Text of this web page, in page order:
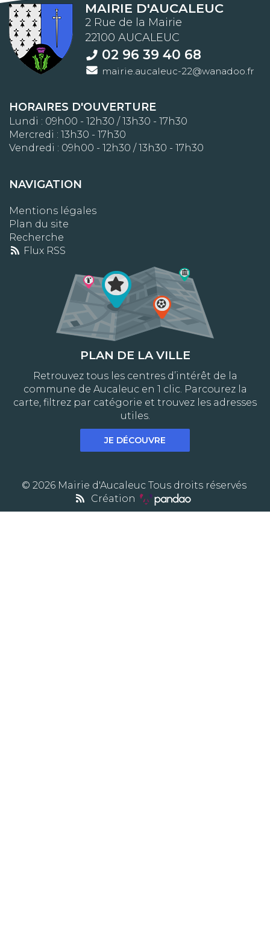
MAIRIE D'AUCALEUC
2 Rue de la Mairie
22100 AUCALEUC
02 96 39 40 68
mairie.aucaleuc-22@wanadoo.fr
HORAIRES D'OUVERTURE
Lundi : 09h00 - 12h30 / 13h30 - 17h30
Mercredi : 13h30 - 17h30
Vendredi : 09h00 - 12h30 / 13h30 - 17h30
NAVIGATION
Mentions légales
Plan du site
Recherche
Flux RSS
PLAN DE LA VILLE
Retrouvez tous les centres d’intérêt de la
commune de Aucaleuc en 1 clic. Parcourez la
carte, filtrez par catégorie et trouvez les adresses
utiles.
JE DÉCOUVRE
© 2026 Mairie d'Aucaleuc Tous droits réservés
Création